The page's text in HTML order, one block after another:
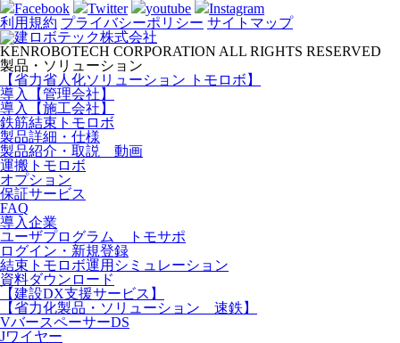
Facebook
Twitter youtube
Instagram
利用規約 プライバシーポリシー サイトマップ
KENROBOTECH CORPORATION ALL RIGHTS RESERVED
製品・ソリューション
【省力省人化ソリューション トモロボ】
導入【管理会社】
導入【施工会社】
鉄筋結束トモロボ
製品詳細・仕様
製品紹介・取説 動画
運搬トモロボ
オプション
保証サービス
FAQ
導入企業
ユーザプログラム トモサポ
ログイン・新規登録
結束トモロボ運用シミュレーション
資料ダウンロード
【建設DX支援サービス】
【省力化製品・ソリューション 速鉄】
VバースペーサーDS
Jワイヤー